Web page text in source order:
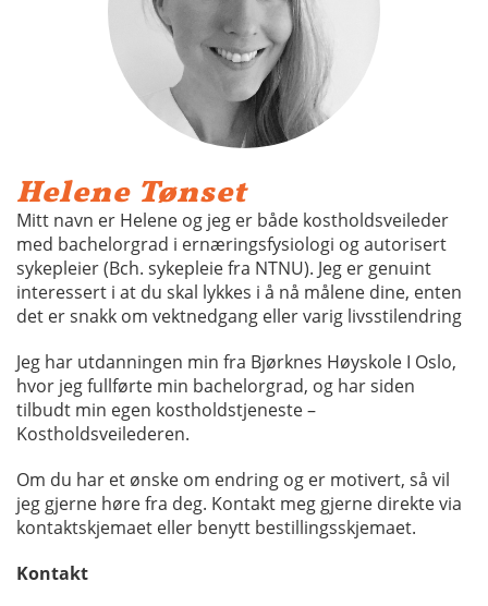
Helene Tønset
Mitt navn er Helene og jeg er både kostholdsveileder
med bachelorgrad i ernæringsfysiologi og autorisert
sykepleier (Bch. sykepleie fra NTNU). Jeg er genuint
interessert i at du skal lykkes i å nå målene dine, enten
det er snakk om vektnedgang eller varig livsstilendring
Jeg har utdanningen min fra Bjørknes Høyskole I Oslo,
hvor jeg fullførte min bachelorgrad, og har siden
tilbudt min egen kostholdstjeneste –
Kostholdsveilederen.
Om du har et ønske om endring og er motivert, så vil
jeg gjerne høre fra deg. Kontakt meg gjerne direkte via
kontaktskjemaet eller benytt bestillingsskjemaet.
Kontakt